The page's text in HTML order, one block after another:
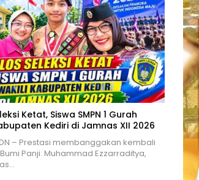
Ketat, Siswa SMPN 1 Gurah
Kediri di Jamnas XII 2026
– Prestasi membanggakan kembali
Panji. Muhammad Ezzarraditya,